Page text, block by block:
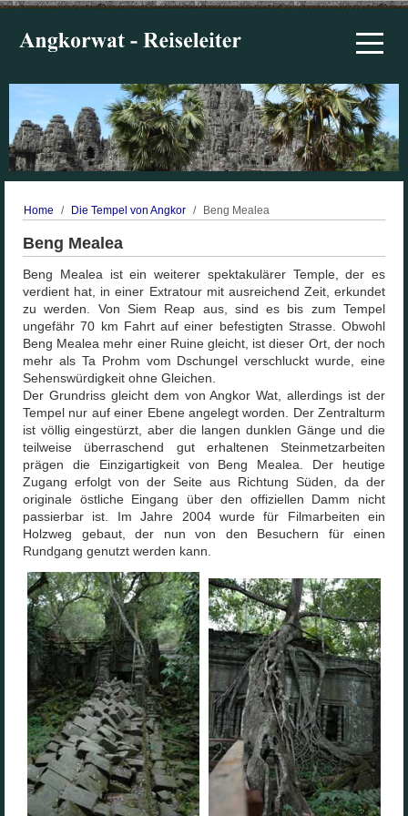
Off-
Home Die Tempel von Angkor Beng Mealea
Beng Mealea
Beng Mealea ist ein weiterer spektakulärer Temple, der es
verdient hat, in einer Extratour mit ausreichend Zeit, erkundet
zu werden. Von Siem Reap aus, sind es bis zum Tempel
ungefähr 70 km Fahrt auf einer befestigten Strasse. Obwohl
Beng Mealea mehr einer Ruine gleicht, ist dieser Ort, der noch
mehr als Ta Prohm vom Dschungel verschluckt wurde, eine
Sehenswürdigkeit ohne Gleichen.
Der Grundriss gleicht dem von Angkor Wat, allerdings ist der
Tempel nur auf einer Ebene angelegt worden. Der Zentralturm
ist völlig eingestürzt, aber die langen dunklen Gänge und die
teilweise überraschend gut erhaltenen Steinmetzarbeiten
prägen die Einzigartigkeit von Beng Mealea. Der heutige
Zugang erfolgt von der Seite aus Richtung Süden, da der
originale östliche Eingang über den offiziellen Damm nicht
passierbar ist. Im Jahre 2004 wurde für Filmarbeiten ein
Holzweg gebaut, der nun von den Besuchern für einen
Rundgang genutzt werden kann.